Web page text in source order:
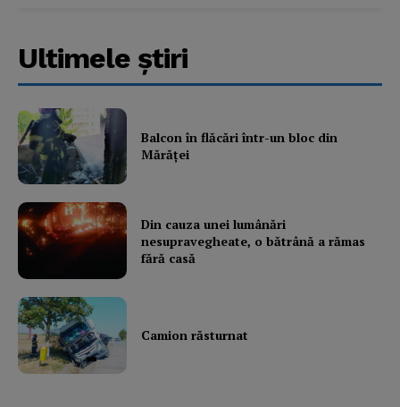
Ultimele ştiri
Balcon în flăcări într-un bloc din
Mărăţei
Din cauza unei lumânări
nesupravegheate, o bătrână a rămas
fără casă
Camion răsturnat